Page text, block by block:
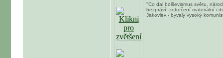
"Co dal bolševismus světu,
bezpráví, zotročení materiální i
Jakovlev - bývalý vysoký